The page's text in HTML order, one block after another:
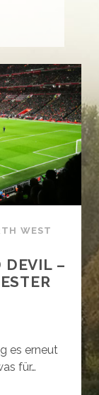
WEST
DEVIL –
es erneut
für…